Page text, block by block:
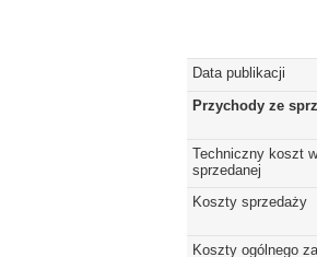
Data publikacji
Przychody ze
Techniczny koszt
sprzedanej
Koszty sprzedaży
Koszty ogólnego